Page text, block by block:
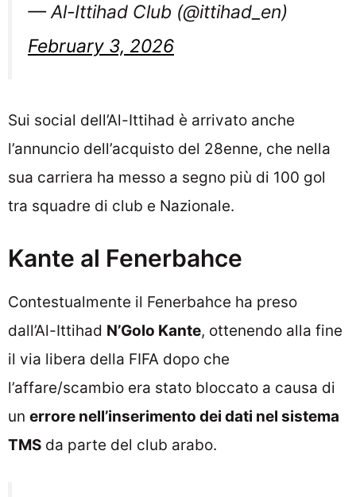
— Al-Ittihad Club (@ittihad_en)
February 3, 2026
Sui social dell’Al-Ittihad è arrivato anche
l’annuncio dell’acquisto del 28enne, che nella
sua carriera ha messo a segno più di 100 gol
tra squadre di club e Nazionale.
Kante al Fenerbahce
Contestualmente il Fenerbahce ha preso
dall’Al-Ittihad N’Golo Kante, ottenendo alla fine
il via libera della FIFA dopo che
l’affare/scambio era stato bloccato a causa di
un errore nell’inserimento dei dati nel sistema
TMS da parte del club arabo.